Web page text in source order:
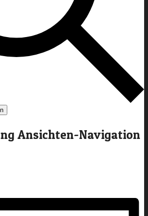
Ansichten-Navigation